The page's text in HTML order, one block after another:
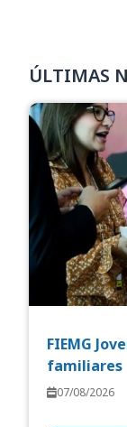
ÚLTIMAS
FIEMG
familiares
07/08/2026